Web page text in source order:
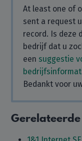
At least one of
sent a request
record. Is deze
bedrijf dat u
een suggestie
Bedankt voor